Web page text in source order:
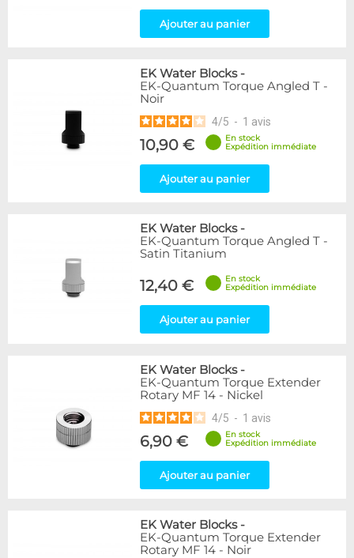
Ajouter au panier
EK Water Blocks-
EK-Quantum Torque Angled T -
Noir
4/5 - 1 avis
10,90 €
En stock
Expédition immédiate
Ajouter au panier
EK Water Blocks-
EK-Quantum Torque Angled T -
Satin Titanium
12,40 €
En stock
Expédition immédiate
Ajouter au panier
EK Water Blocks-
EK-Quantum Torque Extender
Rotary MF 14 - Nickel
4/5 - 1 avis
6,90 €
En stock
Expédition immédiate
Ajouter au panier
EK Water Blocks-
EK-Quantum Torque Extender
Rotary MF 14 - Noir